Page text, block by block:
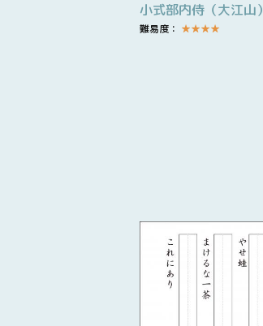
小式部内侍（大江山）
難易度： ★★★★